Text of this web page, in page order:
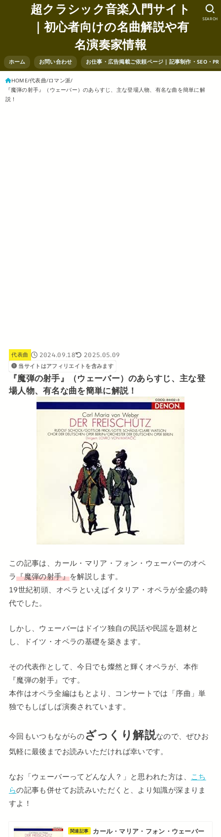
超クラシック音楽入門サイト
｜初心者向けの名曲解説や有
名演奏家情報
ホーム お問い合わせ お仕事・広告掲載ご依頼ページ｜記事制作・SEO・
SEARCH
HOME 代表曲 ロマン派
『魔弾の射手』（ウェーバー）のあらすじ、主な登場人物、有名な曲を簡単に解
説！
代表曲 2024.09.18 2025.05.09
当サイトはアフィリエイトを含みます
『魔弾の射手』（ウェーバー）のあらすじ、主な登
場人物、有名な曲を簡単に解説！
この記事は、カール・マリア・フォン・ウェーバーのオペ
ラ『魔弾の射手』を解説します。
19世紀初頭、オペラといえばイタリア・オペラが全盛の時
代でした。
しかし、ウェーバーはドイツ独自の民話や民謡を題材と
し、ドイツ・オペラの基礎を築きます。
その代表作として、今日でも燦然と輝くオペラが、本作
『魔弾の射手』です。
本作はオペラ全編はもとより、コンサートでは「序曲」単
独でもしばしば演奏されています。
今回もいつもながらのざっくり解説なので、ぜひお
気軽に最後までお読みいただければ幸いです。
なお「ウェーバーってどんな人？」と思われた方は、 こち
らの記事も併せてお読みいただくと、より知識が深まりま
すよ！
関連記事
カール・マリア・フォン・ウェーバー